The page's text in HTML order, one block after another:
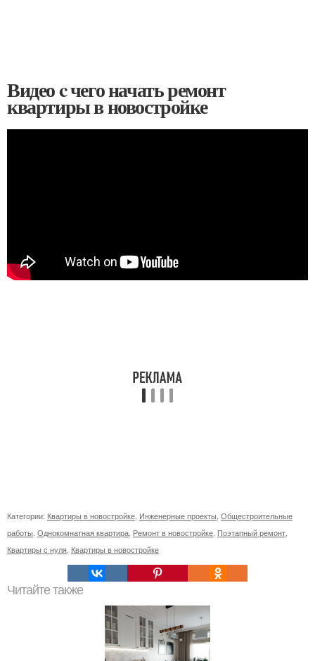
Видео c чего начать ремонт
квартиры в новостройке
Категории: Квартиры в новостройке Инженерные проекты Общестроительные
работы Однокомнатная квартира Ремонт в новостройке Поэтапный ремонт
Квартиры с нуля Квартиры в новостройке
Читайте также